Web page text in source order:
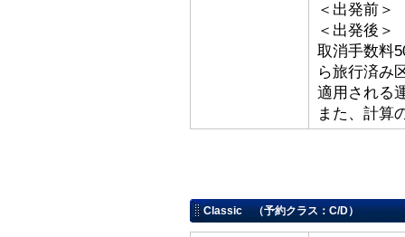
＜出発前＞
＜出発後
取消手数料
ら旅行済み
適用される
また、計算
Classic （予約クラス：C/D）